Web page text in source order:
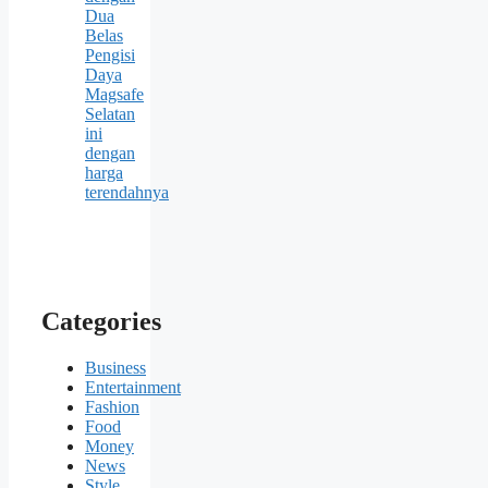
Dua
Belas
Pengisi
Daya
Magsafe
Selatan
ini
dengan
harga
terendahnya
Categories
Business
Entertainment
Fashion
Food
Money
News